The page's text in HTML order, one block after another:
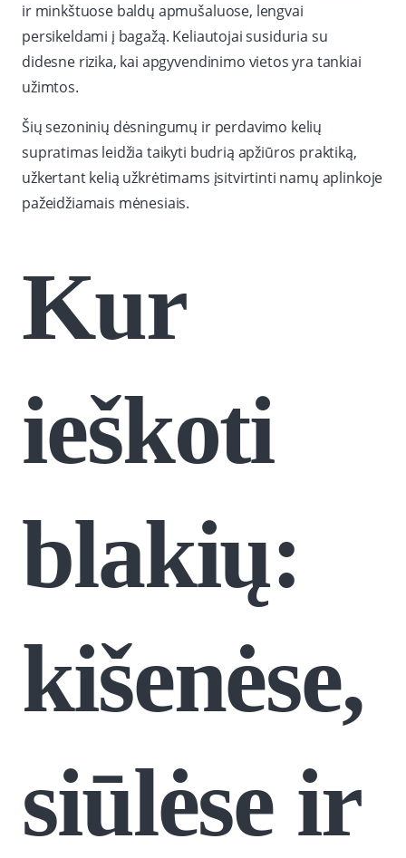
ir minkštuose baldų apmušaluose, lengvai
persikeldami į bagažą. Keliautojai susiduria su
didesne rizika, kai apgyvendinimo vietos yra tankiai
užimtos.
Šių sezoninių dėsningumų ir perdavimo kelių
supratimas leidžia taikyti budrią apžiūros praktiką,
užkertant kelią užkrėtimams įsitvirtinti namų aplinkoje
pažeidžiamais mėnesiais.
Kur
ieškoti
blakių:
kišenėse,
siūlėse ir